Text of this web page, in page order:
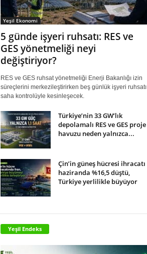
Yeşil Ekonomi
5 günde işyeri ruhsatı: RES ve
GES yönetmeliği neyi
değiştiriyor?
RES ve GES ruhsat yönetmeliği Enerji Bakanlığı izin
süreçlerini merkezileştirirken beş günlük işyeri ruhsatı
saha kontrolüyle kesinleşecek.
Türkiye’nin 33 GW’lık
depolamalı RES ve GES proje
havuzu neden yalnızca...
Çin’in güneş hücresi ihracatı
haziranda %16,5 düştü,
Türkiye yerlilikle büyüyor
Yeşil Endeks